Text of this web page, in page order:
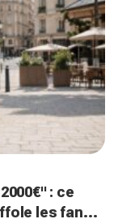
: ce
les fans